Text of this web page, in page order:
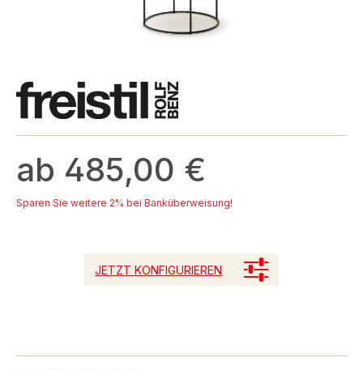
ab 485,00 €
Sparen Sie weitere 2% bei Banküberweisung!
JETZT KONFIGURIEREN